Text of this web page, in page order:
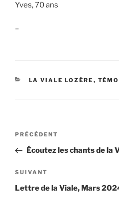
Yves, 70 ans
–
CATÉGORIES
LA VIALE LOZÈRE ,
Navigation
l’article
Article
précédent
PRÉCÉDENT
Écoutez les chants de la
Article
suivant
SUIVANT
Lettre de la Viale, Mars